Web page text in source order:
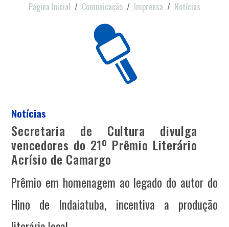
Página Inicial Comunicação Imprensa Notícias
Notícias
Secretaria de Cultura divulga
vencedores do 21º Prêmio Literário
Acrísio de Camargo
Prêmio em homenagem ao legado do autor do
Hino de Indaiatuba, incentiva a produção